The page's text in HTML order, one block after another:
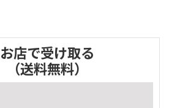
お店で受け取る
（送料無料）